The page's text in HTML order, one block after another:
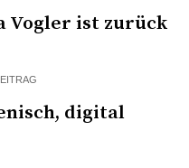
Vogler ist zurück
digital